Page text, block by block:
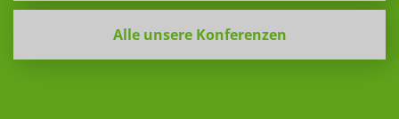
Alle unsere Konferenzen